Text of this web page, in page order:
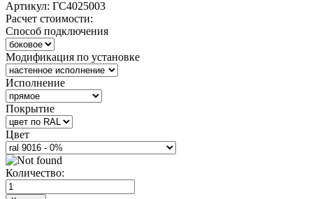
Артикул: ГС4025003
Расчет стоимости:
Способ подключения
Модификация по установке
Исполнение
Покрытие
Цвет
Количество: